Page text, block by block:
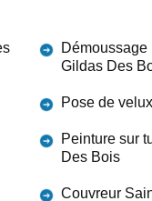
Gildas Des
Pose de
Peinture sur
Des Bois
Couvreur